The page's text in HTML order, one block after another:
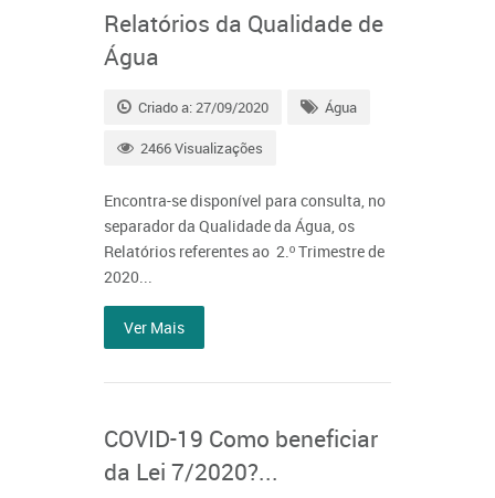
Relatórios da Qualidade de
Água
Criado a: 27/09/2020 Água
2466 Visualizações
Encontra-se disponível para consulta, no
separador da Qualidade da Água, os
Relatórios referentes ao 2.º Trimestre de
2020...
Ver Mais
COVID-19 Como beneficiar
da Lei 7/2020?...